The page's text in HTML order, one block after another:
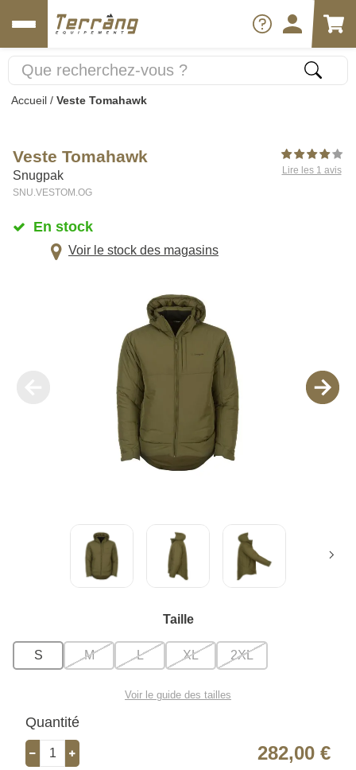
Accueil / Veste Tomahawk
Veste Tomahawk
Snugpak
SNU.VESTOM.OG
Lire les 1 avis
En stock
Voir le stock des magasins
Taille
S M L XL 2XL
Voir le guide des tailles
Quantité
282,00 €